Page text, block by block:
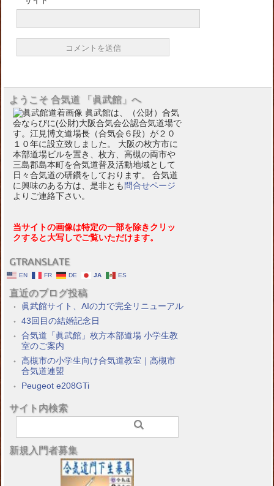
ようこそ 合気道 「眞武館」へ
眞武館は、（公財）合気
会ならびに(公財)大阪合気会公認合気道場で
す。江見博文道場長（合気会６段）が２０
１０年に設立致しました。 大阪の枚方市に
本部道場ビルを置き、枚方、高槻の両市や
三島郡島本町を合気道普及活動地域として
日々合気道の研鑽をしております。 合気道
に興味のある方は、是非とも 問合せページ
よりご連絡下さい。
当サイトの画像は特定の一部を除きクリッ
クすると大写しでご覧いただけます。
GTRANSLATE
EN FR DE JA ES
直近のブログ投稿
眞武館サイト、AIの力で完全リニューアル
43回目の結婚記念日
合気道「眞武館」枚方本部道場 小学生教
室のご案内
高槻市の小学生向け合気道教室｜高槻市
合気道連盟
Peugeot e208GTi
サイト内検索
新規入門者募集